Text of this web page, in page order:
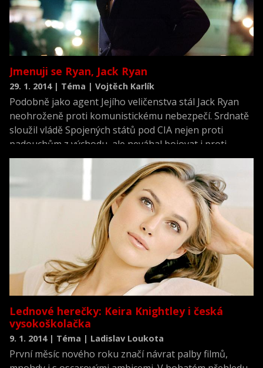
Jmenuji se Ryan, Jack Ryan
29. 1. 2014 | Téma | Vojtěch Karlík
Podobně jako agent Jejího veličenstva stál Jack Ryan
neohroženě proti komunistickému nebezpečí. Srdnatě
sloužil vládě Spojených států pod CIA nejen proti
padouchům z východu, ale neváhal bojovat i proti
vnitřnímu nepříteli. Oproti Jamesi Bondovi byl navíc
vzdělaným a inteligentním mužem, který mnohem více
sázel na analytiku, než na akci. A v knihách Toma
Clancyho se stal dokonce prezidentem USA. Do kin
v lednu dorazí zbrusu nový příběh nejslavnějšího
amerického agenta pod názvem Jack Ryan: V utajení.
Lednové herečky: Keira Knightley i česká
vysokoškolačka
9. 1. 2014 | Téma | Ladislav Loukota
První měsíc nového roku značí návrat palby filmů,